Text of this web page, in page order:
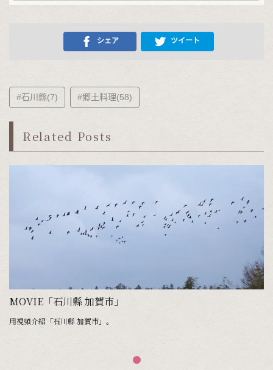
シェア ツイート
#石川縣(7) #郷土料理(58)
Related Posts
MOVIE「石川縣 加賀市」
用視頻介紹「石川縣 加賀市」。